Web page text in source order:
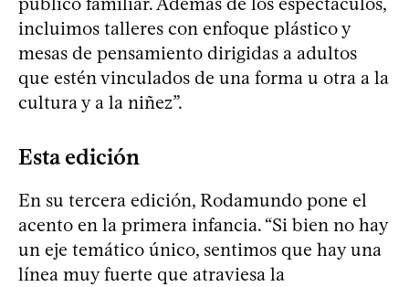
incluimos talleres con enfoque plástico y
mesas de pensamiento dirigidas a adultos
que estén vinculados de una forma u otra a la
cultura y a la niñez”.
Esta edición
En su tercera edición, Rodamundo pone el
acento en la primera infancia. “Si bien no hay
un eje temático único, sentimos que hay una
línea muy fuerte que atraviesa la